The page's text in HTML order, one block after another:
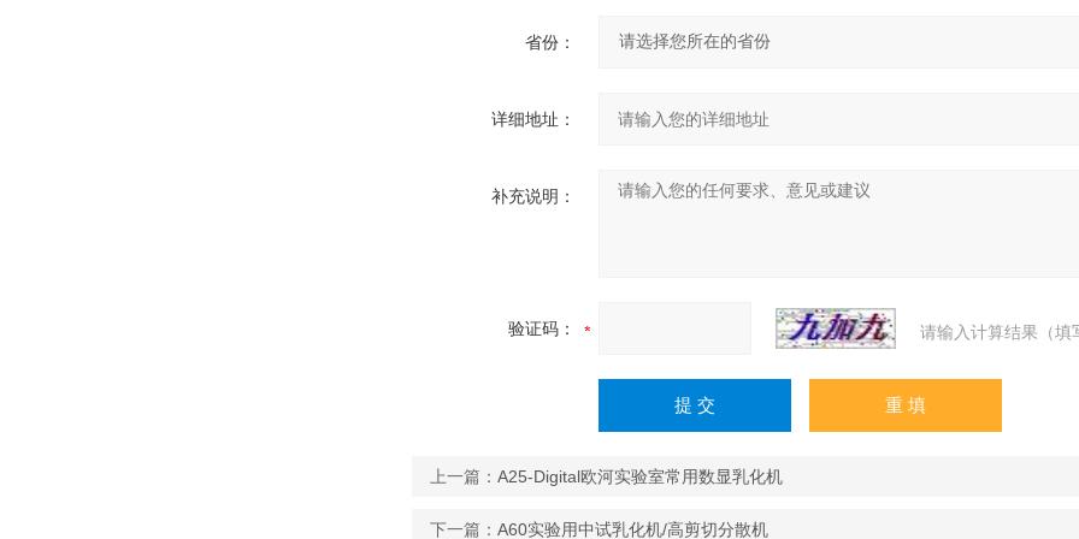
省份：
详细地址：
补充说明：
验证码： 请输入计算结果（填
上一篇： A25-Digital欧河实验室常用数显乳化机
下一篇： A60实验用中试乳化机/高剪切分散机